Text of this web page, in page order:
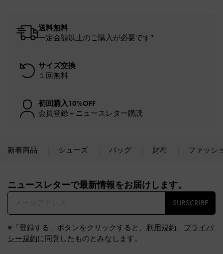
送料無料
一定金額以上のご購入が必要です*
サイズ交換
１回無料
初回購入10%OFF
会員登録＋ニュースレター購読
新着商品 シューズ バッグ 財布 ファッシ
ニュースレターで最新情報をお届けします。​
SUBSCRIBE
※「登録する」ボタンをクリックすると、 利用規約、 プライバ
シー規約に同意したものとみなします。